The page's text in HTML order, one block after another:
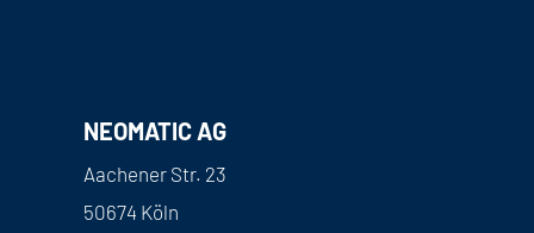
NEOMATIC AG
Aachener Str. 23
50674 Köln